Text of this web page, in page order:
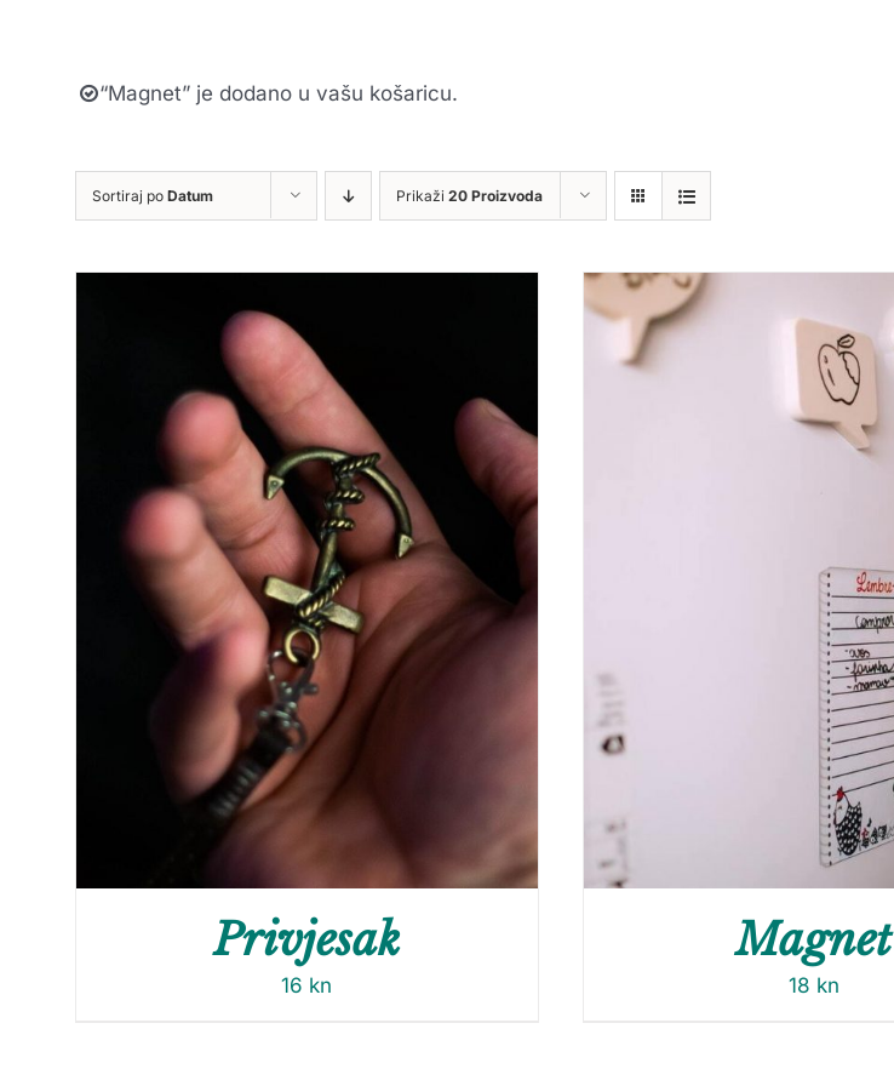
“Magnet” je dodano u vašu košaricu.
Sortiraj po Datum Prikaži 20 Proizvoda
Privjesak
16 kn
Magnet
18 kn